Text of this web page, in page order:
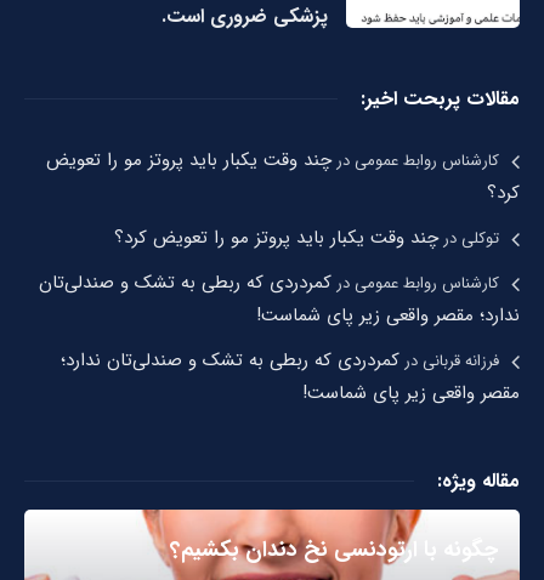
پزشکی ضروری است.
مقالات پربحت اخیر:
کارشناس روابط عمومیدرچند وقت یکبار باید پروتز مو را تعویض
کرد؟
توکلیدرچند وقت یکبار باید پروتز مو را تعویض کرد؟
کارشناس روابط عمومیدرکمردردی که ربطی به تشک و صندلی‌تان
ندارد؛ مقصر واقعی زیر پای شماست!
فرزانه قربانیدرکمردردی که ربطی به تشک و صندلی‌تان ندارد؛
مقصر واقعی زیر پای شماست!
مقاله ویژه:
چگونه با ارتودنسی نخ دندان بکشیم؟